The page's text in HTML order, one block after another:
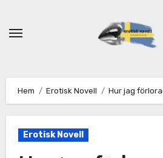
innehåll
Hem Erotisk Novell Hur jag
Erotisk Novell